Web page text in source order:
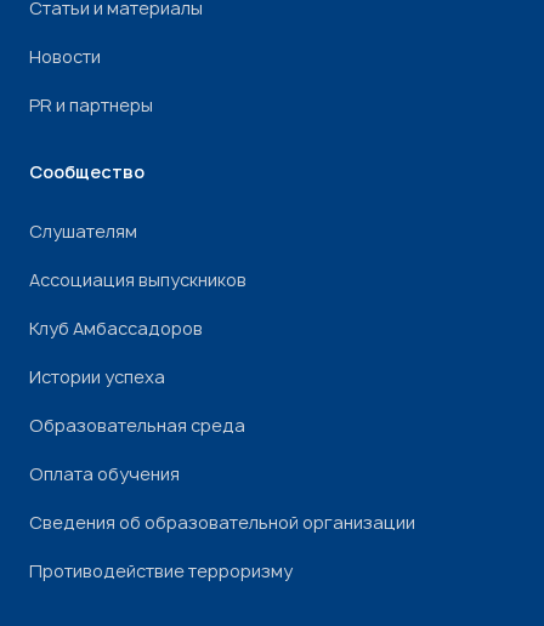
Статьи и материалы
Новости
PR и партнеры
Сообщество
Слушателям
Ассоциация выпускников
Клуб Амбассадоров
Истории успеха
Образовательная среда
Оплата обучения
Сведения об образовательной организации
Противодействие терроризму